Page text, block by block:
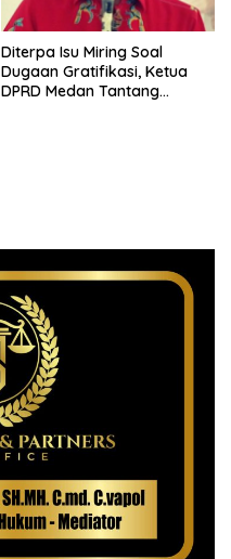
Diterpa Isu Miring Soal
Dugaan Gratifikasi, Ketua
DPRD Medan Tantang